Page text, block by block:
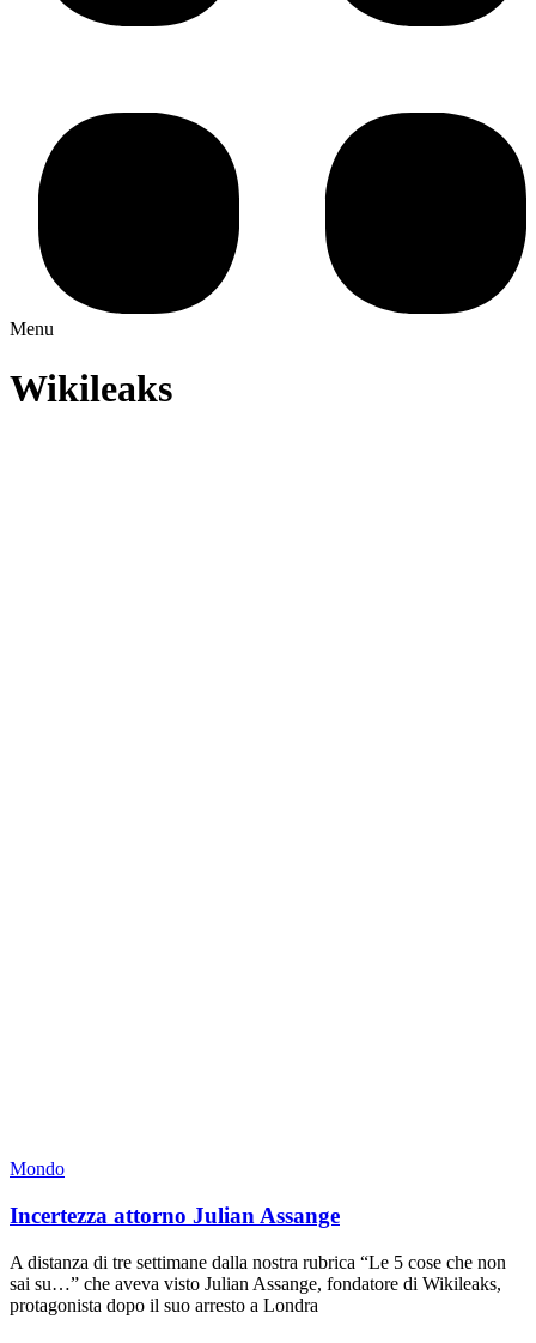
Menu
Wikileaks
Mondo
Incertezza attorno Julian Assange
A distanza di tre settimane dalla nostra rubrica “Le 5 cose che non
sai su…” che aveva visto Julian Assange, fondatore di Wikileaks,
protagonista dopo il suo arresto a Londra